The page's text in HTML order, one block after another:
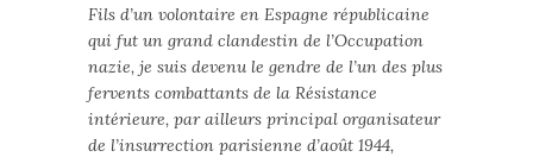
Fils d’un volontaire en Espagne républicaine
qui fut un grand clandestin de l’Occupation
nazie, je suis devenu le gendre de l’un des plus
fervents combattants de la Résistance
intérieure, par ailleurs principal organisateur
de l’insurrection parisienne d’août 1944,